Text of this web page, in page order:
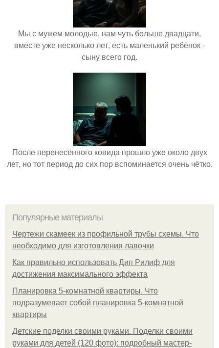
Мы с мужем молодые, нам чуть больше двадцати,
вместе уже несколько лет, есть маленький ребёнок -
сыну всего год.
После перенесённого ковида прошло уже около двух
лет, но тот период до сих пор вспоминается очень чётко.
Популярные материалы
Чертежи скамеек из профильной трубы схемы. Что
необходимо для изготовления лавочки
Как правильно использовать Дип Рилиф для
достижения максимального эффекта
Планировка 5-комнатной квартиры. Что
подразумевает собой планировка 5-комнатной
квартиры
Детские поделки своими руками. Поделки своими
руками для детей (120 фото): подробный мастер-